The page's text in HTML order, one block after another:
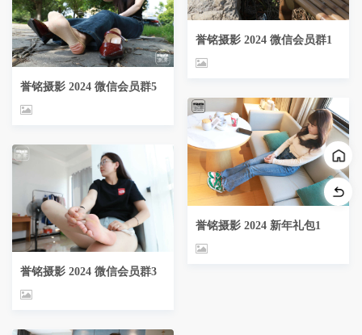
誉铭摄影 2024 微信会员群5
誉铭摄影 2024 微信会员群3
誉铭摄影 2024 微信会员群1
誉铭摄影 2024 新年礼包1